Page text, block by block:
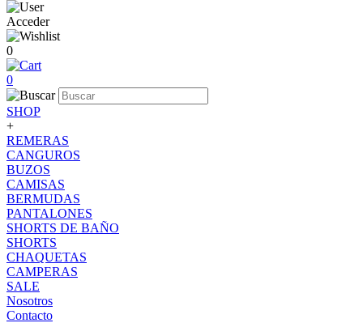
Acceder
0
0
SHOP
+
REMERAS
CANGUROS
BUZOS
CAMISAS
BERMUDAS
PANTALONES
SHORTS DE BAÑO
SHORTS
CHAQUETAS
CAMPERAS
SALE
Nosotros
Contacto